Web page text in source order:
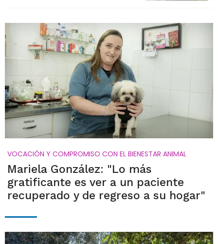
VOCACIÓN Y COMPROMISO CON EL BIENESTAR ANIMAL
Mariela González: "Lo más
gratificante es ver a un paciente
recuperado y de regreso a su hogar"